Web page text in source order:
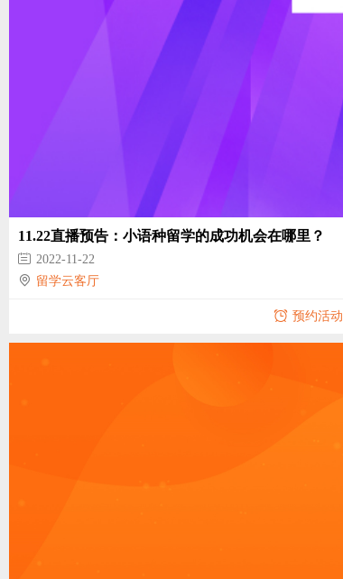
11.22直播预告：小语种留学的成功机会在哪里？
2022-11-22
留学云客厅
预约活动